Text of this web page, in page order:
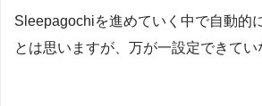
Sleepagochiを進めていく中で自動的
とは思いますが、万が一設定できてい